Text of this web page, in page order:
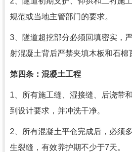
规范或当地主管部门的要求。
3、隧道超挖部分必须回填密实，
射混凝土背后严禁夹填木板和石棉
第四条：混凝土工程
1、所有施工缝、湿接缝、后浇带
到设计要求，并冲洗干净。
2、所有混凝土平仓完成后，必须
生裂缝，有效养护期不少于7天。